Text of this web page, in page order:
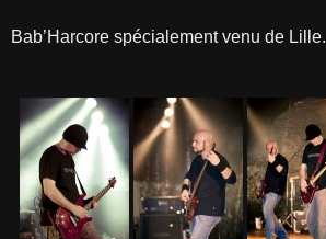
Bab’Harcore spécialement venu de Lille.